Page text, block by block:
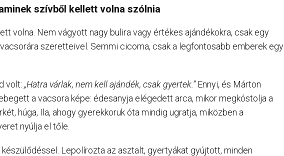
szívből kellett volna szólnia
volna. Nem vágyott nagy bulira vagy értékes ajándékokra, csak egy
szeretteivel. Semmi cicoma, csak a legfontosabb emberek egy
volt: „Hatra várlak, nem kell ajándék, csak gyertek.”Ennyi, és Márton
a vacsora képe: édesanyja elégedett arca, mikor megkóstolja a
húga, Ila, ahogy gyerekkoruk óta mindig ugratja, miközben a
nyúlja el tőle.
Lepolírozta az asztalt, gyertyákat gyújtott, minden